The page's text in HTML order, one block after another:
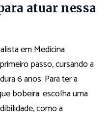
atuar nessa
em Medicina
passo, cursando a
6 anos. Para ter a
bobeira: escolha uma
como a